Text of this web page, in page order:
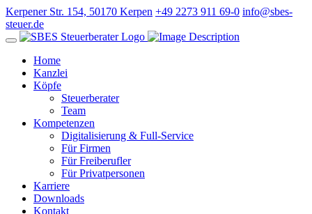
Kerpener Str. 154, 50170 Kerpen +49 2273 911 69-0 info@sbes-
steuer.de
Home
Kanzlei
Köpfe
Steuerberater
Team
Kompetenzen
Digitalisierung & Full-Service
Für Firmen
Für Freiberufler
Für Privatpersonen
Karriere
Downloads
Kontakt